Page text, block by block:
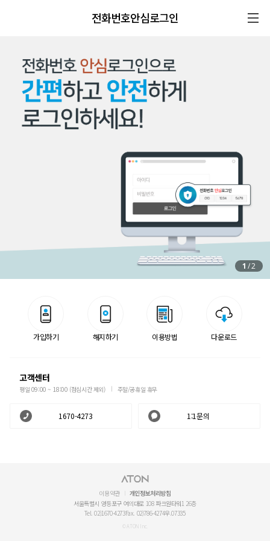
전화번호안심로그인
1 /2
가입하기 해지하기 이용방법 다운로드
고객센터
평일 09:00 ~ 18:00 (점심시간 제외) 주말/공휴일 휴무
1670-4273 1:1문의
이용약관
개인정보처리방침
서울특별시 영등포구 여의대로 108 파크원타워1 26층
Tel. 02)1670-4273Fax. 02)786-4274우.07335
© ATON Inc.